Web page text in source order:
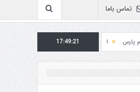
تماس باما
اطلاعیه روابط عمومی در مورد برگزاری مسابقات
17:49:22